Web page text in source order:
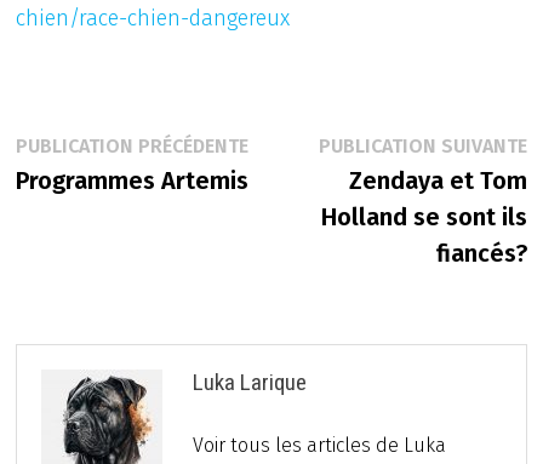
chien/race-chien-dangereux
Navigation
de
PUBLICATION PRÉCÉDENTEPublication
précédente :
Programmes Artemis
PUBLICATION SUIVANTE
Zendaya et Tom
Holland se sont ils
fiancés?
Luka Larique
Voir tous les articles de Luka